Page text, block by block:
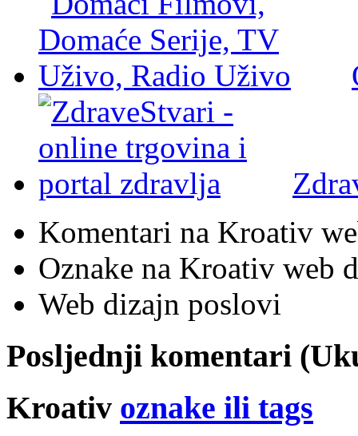
Komentari na Kroativ
Oznake na Kroativ web
Web dizajn poslovi
Posljednji komentari
Kroativ oznake ili tags